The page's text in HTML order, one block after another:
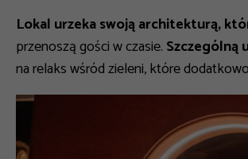
Lokal urzeka swoją architekturą,
przenoszą gości w czasie. Szczególną
na relaks wśród zieleni, które